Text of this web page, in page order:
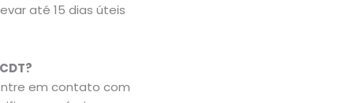
até 15 dias úteis
em contato com